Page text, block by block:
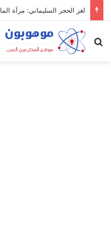
لغز الحجر السليماني: مرآة
بحث عن